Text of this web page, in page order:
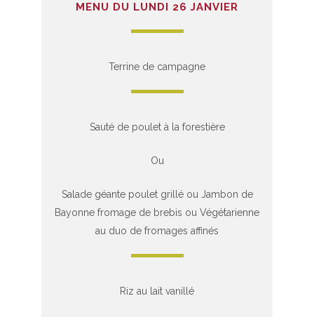
MENU DU LUNDI 26 JANVIER
Terrine de campagne
Sauté de poulet à la forestière
Ou
Salade géante poulet grillé ou Jambon de
Bayonne fromage de brebis ou Végétarienne
au duo de fromages affinés
Riz au lait vanillé